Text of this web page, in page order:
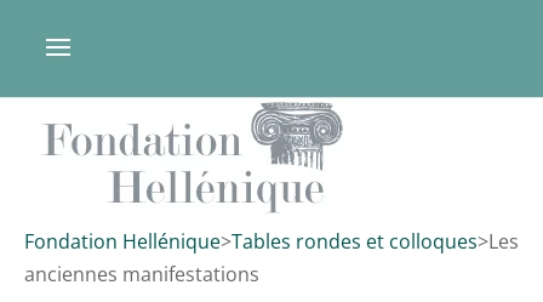
Fondation Hellénique>Tables rondes et colloques>Les
anciennes manifestations